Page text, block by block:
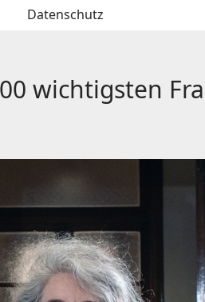
Datenschutz
wichtigsten